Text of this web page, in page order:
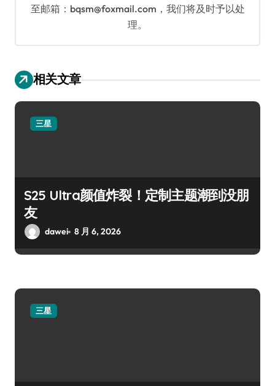
至邮箱：bqsm@foxmail.com，我们将及时予以处
理。
相关文章
三星
S25 Ultra颜值炸裂！定制主题潮到没朋
友
dawei 8 月 6, 2026
三星